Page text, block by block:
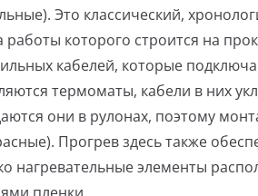
Это классический,
работы которого строится на
кабелей, которые
термоматы, кабели в них
они в рулонах, поэтому
Прогрев здесь также
нагревательные элементы